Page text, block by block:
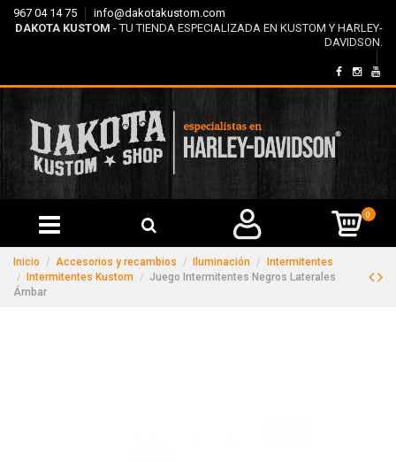
967 04 14 75
info@dakotakustom.com
DAKOTA KUSTOM - TU TIENDA ESPECIALIZADA EN KUSTOM Y HARLEY-
DAVIDSON.
0
Inicio Accesorios y recambios Iluminación
Intermitentes
Intermitentes Kustom
Juego Intermitentes Negros Laterales
Ámbar